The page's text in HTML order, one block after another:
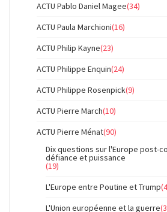
ACTU Pablo Daniel Magee(34)
ACTU Paula Marchioni(16)
ACTU Philip Kayne(23)
ACTU Philippe Enquin(24)
ACTU Philippe Rosenpick(9)
ACTU Pierre March(10)
ACTU Pierre Ménat(90)
Dix questions sur l'Europe post-
défiance et puissance
(19)
L'Europe entre Poutine et Trump
L'Union européenne et la guerre